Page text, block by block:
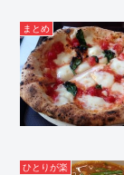
まとめ
ひとりが楽